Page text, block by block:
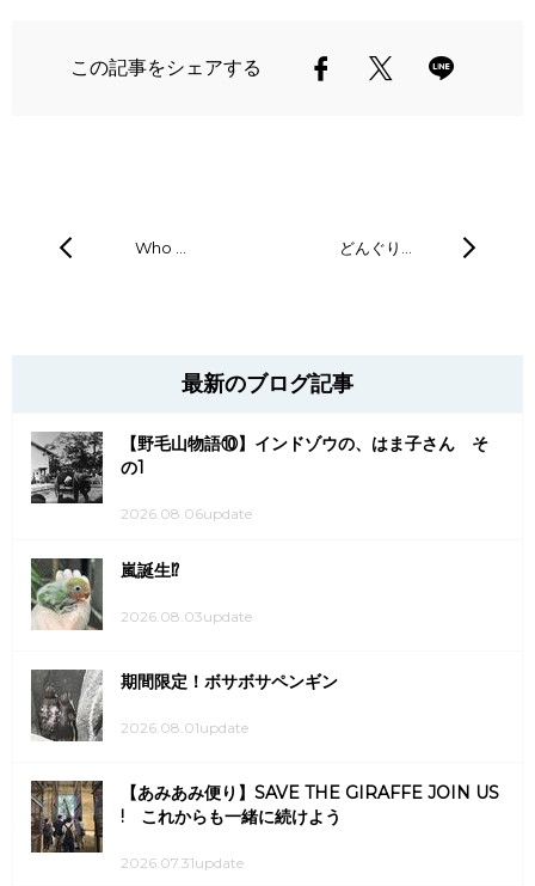
この記事をシェアする
Who … どんぐり…
最新のブログ記事
【野毛山物語⑩】インドゾウの、はま子さん そ
の1
2026.08.06update
嵐誕生⁉
2026.08.03update
期間限定！ボサボサペンギン
2026.08.01update
【あみあみ便り】SAVE THE GIRAFFE JOIN US
! これからも一緒に続けよう
2026.07.31update